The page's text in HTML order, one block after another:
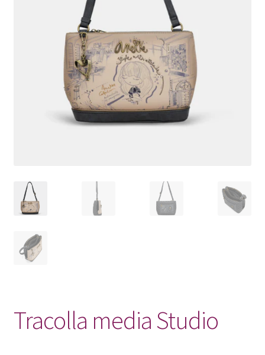
Tracolla media Studio